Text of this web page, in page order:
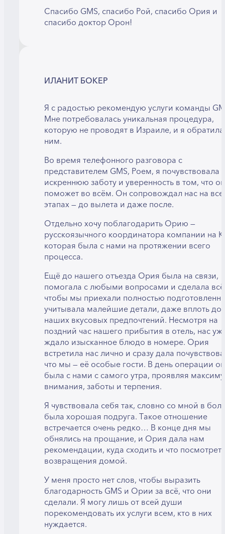
Спасибо GMS, спасибо Рой, спасибо Ория и
спасибо доктор Орон!
ИЛАНИТ БОКЕР
Я с радостью рекомендую услуги команды
Мне потребовалась уникальная процедура,
которую не проводят в Израиле, и я
ним.
Во время телефонного разговора с
представителем GMS, Роем, я почувствовала
искреннюю заботу и уверенность в том, что он
поможет во всём. Он сопровождал нас на
этапах — до вылета и даже после.
Отдельно хочу поблагодарить Орию —
русскоязычного координатора компании на
которая была с нами на протяжении всего
процесса.
Ещё до нашего отъезда Ория была на связи,
помогала с любыми вопросами и сделала
чтобы мы приехали полностью
учитывала малейшие детали, даже вплоть до
наших вкусовых предпочтений. Несмотря на
поздний час нашего прибытия в отель, нас
ждало изысканное блюдо в номере. Ория
встретила нас лично и сразу дала
что мы — её особые гости. В день операции
была с нами с самого утра, проявляя
внимания, заботы и терпения.
Я чувствовала себя так, словно со мной в
была хорошая подруга. Такое отношение
встречается очень редко… В конце дня мы
обнялись на прощание, и Ория дала нам
рекомендации, куда сходить и что
возвращения домой.
У меня просто нет слов, чтобы выразить
благодарность GMS и Ории за всё, что они
сделали. Я могу лишь от всей души
порекомендовать их услуги всем, кто в них
нуждается.